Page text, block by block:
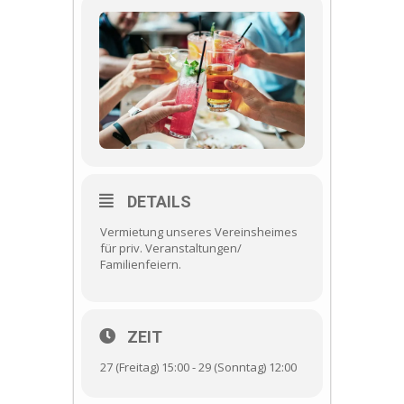
DETAILS
Vermietung unseres Vereinsheimes
für priv. Veranstaltungen/
Familienfeiern.
ZEIT
27 (Freitag) 15:00 - 29 (Sonntag) 12:00